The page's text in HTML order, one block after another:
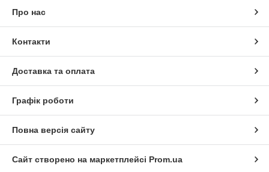
Про нас
Контакти
Доставка та оплата
Графік роботи
Повна версія сайту
Сайт створено на маркетплейсі Prom.ua